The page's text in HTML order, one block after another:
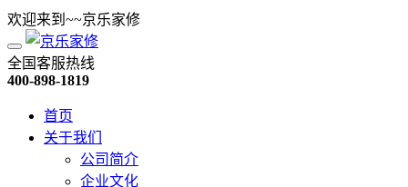
欢迎来到~~京乐家修
全国客服热线
400-898-1819
首页
关于我们
公司简介
企业文化